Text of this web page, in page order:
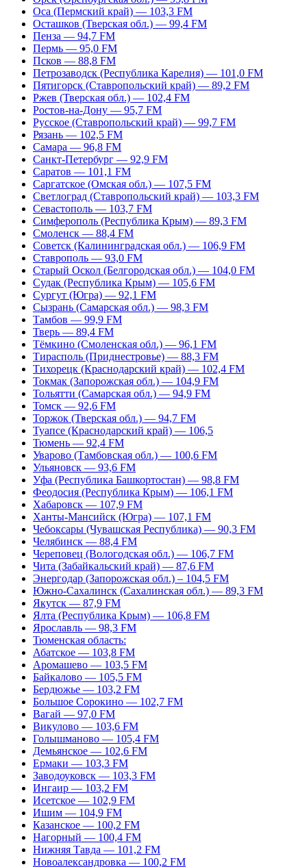
Оса (Пермский край) — 103,3 FM
Осташков (Тверская обл.) — 99,4 FM
Пенза — 94,7 FM
Пермь — 95,0 FM
Псков — 88,8 FM
Петрозаводск (Республика Карелия) — 101,0 FM
Пятигорск (Ставропольский край) — 89,2 FM
Ржев (Тверская обл.) — 102,4 FM
Ростов-на-Дону — 95,7 FM
Русское (Ставропольский край) — 99,7 FM
Рязань — 102,5 FM
Самара — 96,8 FM
Санкт-Петербург — 92,9 FM
Саратов — 101,1 FM
Саргатское (Омская обл.) — 107,5 FM
Светлоград (Ставропольский край) — 103,3 FM
Севастополь — 103,7 FM
Симферополь (Республика Крым) — 89,3 FM
Смоленск — 88,4 FM
Советск (Калининградская обл.) — 106,9 FM
Ставрополь — 93,0 FM
Старый Оскол (Белгородская обл.) — 104,0 FM
Судак (Республика Крым) — 105,6 FM
Сургут (Югра) — 92,1 FM
Сызрань (Самарская обл.) — 98,3 FM
Тамбов — 99,9 FM
Тверь — 89,4 FM
Тёмкино (Смоленская обл.) — 96,1 FM
Тирасполь (Приднестровье) — 88,3 FM
Тихорецк (Краснодарский край) — 102,4 FM
Токмак (Запорожская обл.) — 104,9 FM
Тольятти (Самарская обл.) — 94,9 FM
Томск — 92,6 FM
Торжок (Тверская обл.) — 94,7 FM
Туапсе (Краснодарский край) — 106,5
Тюмень — 92,4 FM
Уварово (Тамбовская обл.) — 100,6 FM
Ульяновск — 93,6 FM
Уфа (Республика Башкортостан) — 98,8 FM
Феодосия (Республика Крым) — 106,1 FM
Хабаровск — 107,9 FM
Ханты-Мансийск (Югра) — 107,1 FM
Чебоксары (Чувашская Республика) — 90,3 FM
Челябинск — 88,4 FM
Череповец (Вологодская обл.) — 106,7 FM
Чита (Забайкальский край) — 87,6 FM
Энергодар (Запорожская обл.) – 104,5 FM
Южно-Сахалинск (Сахалинская обл.) — 89,3 FM
Якутск — 87,9 FM
Ялта (Республика Крым) — 106,8 FM
Ярославль — 98,3 FM
Тюменская область:
Абатское — 103,8 FM
Аромашево — 103,5 FM
Байкалово — 105,5 FM
Бердюжье — 103,2 FM
Большое Сорокино — 102,7 FM
Вагай — 97,0 FM
Викулово — 103,6 FM
Голышманово — 105,4 FM
Демьянское — 102,6 FM
Ермаки — 103,3 FM
Заводоуковск — 103,3 FM
Ингаир — 103,2 FM
Исетское — 102,9 FM
Ишим — 104,9 FM
Казанское — 100,2 FM
Нагорный — 100,4 FM
Нижняя Тавда — 101,2 FM
Новоалександровка — 100,2 FM